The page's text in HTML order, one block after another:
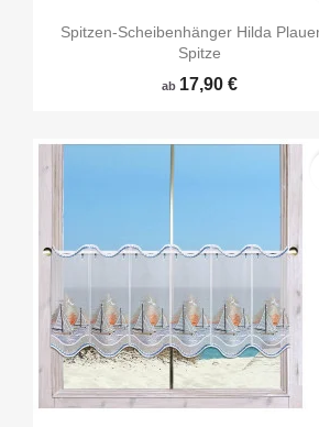
Spitzen-Scheibenhänger Hilda
Spitze
ab 17,90 €